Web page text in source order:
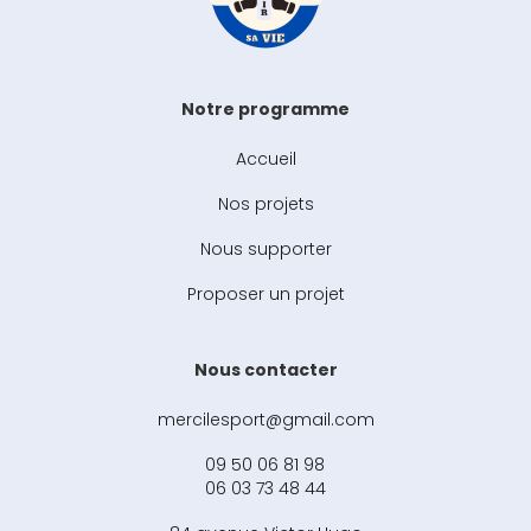
Notre programme
Accueil
Nos projets
Nous supporter
Proposer un projet
Nous contacter
mercilesport@gmail.com
09 50 06 81 98
06 03 73 48 44